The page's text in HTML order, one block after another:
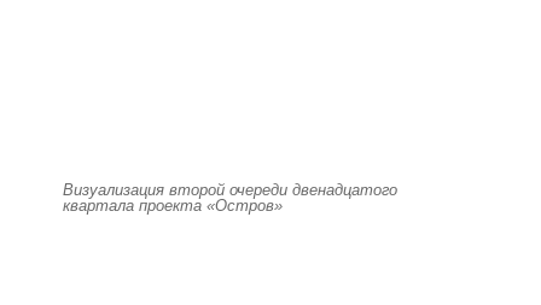
Визуализация второй очереди двенадцатого
квартала проекта «Остров»